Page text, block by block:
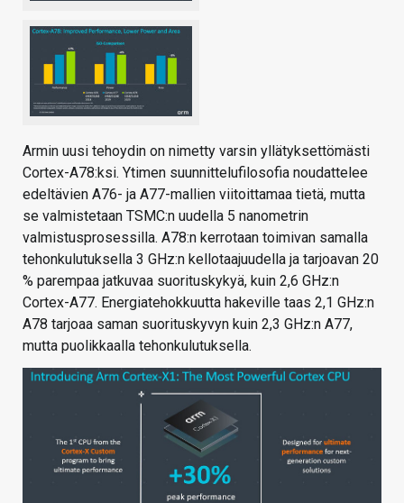
Armin uusi tehoydin on nimetty varsin yllätyksettömästi
Cortex-A78:ksi. Ytimen suunnittelufilosofia noudattelee
edeltävien A76- ja A77-mallien viitoittamaa tietä, mutta
se valmistetaan TSMC:n uudella 5 nanometrin
valmistusprosessilla. A78:n kerrotaan toimivan samalla
tehonkulutuksella 3 GHz:n kellotaajuudella ja tarjoavan 20
% parempaa jatkuvaa suorituskykyä, kuin 2,6 GHz:n
Cortex-A77. Energiatehokkuutta hakeville taas 2,1 GHz:n
A78 tarjoaa saman suorituskyvyn kuin 2,3 GHz:n A77,
mutta puolikkaalla tehonkulutuksella.